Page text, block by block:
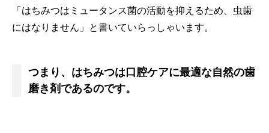
「はちみつはミュータンス菌の活動を抑えるため、虫歯
にはなりません」と書いていらっしゃいます。
つまり、はちみつは口腔ケアに最適な自然の歯
磨き剤であるのです。